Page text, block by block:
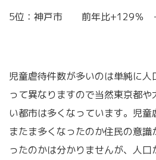
5位：神戸市 前年比+129％
児童虐待件数が多いのは単純に
って異なりますので当然東京都
い都市は多くなっています。児
またま多くなったのか住民の意
ったのかは分かりませんが、人